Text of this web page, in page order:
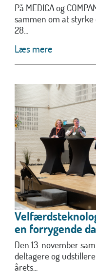
På MEDICA og
sammen om at
28...
Læs mere
en forrygende
Den 13. november
deltagere og
årets...